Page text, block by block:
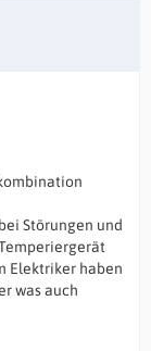
Störungen und
Elektriker haben
was auch